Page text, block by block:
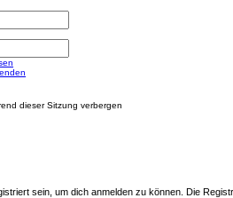
dieser Sitzung verbergen
sein, um dich anmelden zu können. Die